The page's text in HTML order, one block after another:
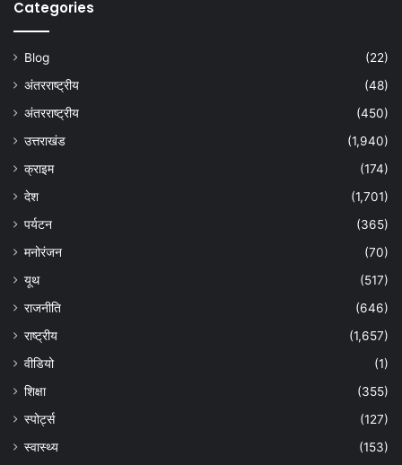
Categories
Blog
(22)
अंतरराष्ट्रीय
(48)
अंतरराष्ट्रीय
(450)
उत्तराखंड
(1,940)
क्राइम
(174)
देश
(1,701)
पर्यटन
(365)
मनोरंजन
(70)
यूथ
(517)
राजनीति
(646)
राष्ट्रीय
(1,657)
वीडियो
(1)
शिक्षा
(355)
स्पोर्ट्स
(127)
स्वास्थ्य
(153)